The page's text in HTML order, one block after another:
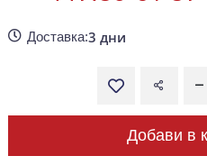
Доставка:3 дни
Добави в